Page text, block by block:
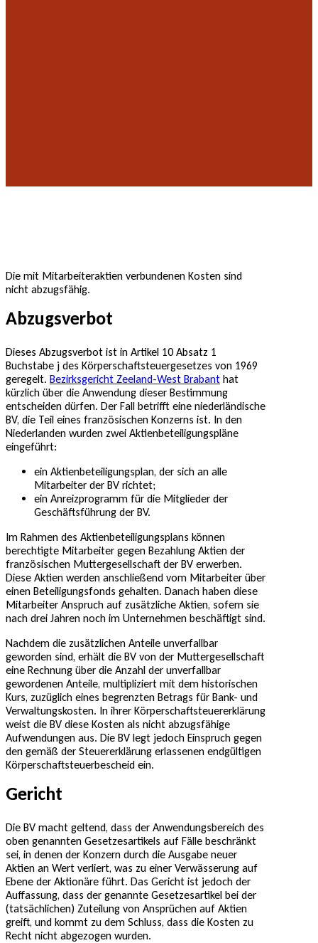
Die mit Mitarbeiteraktien verbundenen Kosten sind
nicht abzugsfähig.
Abzugsverbot
Dieses Abzugsverbot ist in Artikel 10 Absatz 1
Buchstabe j des Körperschaftsteuergesetzes von 1969
geregelt. Bezirksgericht Zeeland-West Brabant hat
kürzlich über die Anwendung dieser Bestimmung
entscheiden dürfen. Der Fall betrifft eine niederländische
BV, die Teil eines französischen Konzerns ist. In den
Niederlanden wurden zwei Aktienbeteiligungspläne
eingeführt:
ein Aktienbeteiligungsplan, der sich an alle
Mitarbeiter der BV richtet;
ein Anreizprogramm für die Mitglieder der
Geschäftsführung der BV.
Im Rahmen des Aktienbeteiligungsplans können
berechtigte Mitarbeiter gegen Bezahlung Aktien der
französischen Muttergesellschaft der BV erwerben.
Diese Aktien werden anschließend vom Mitarbeiter über
einen Beteiligungsfonds gehalten. Danach haben diese
Mitarbeiter Anspruch auf zusätzliche Aktien, sofern sie
nach drei Jahren noch im Unternehmen beschäftigt sind.
Nachdem die zusätzlichen Anteile unverfallbar
geworden sind, erhält die BV von der Muttergesellschaft
eine Rechnung über die Anzahl der unverfallbar
gewordenen Anteile, multipliziert mit dem historischen
Kurs, zuzüglich eines begrenzten Betrags für Bank- und
Verwaltungskosten. In ihrer Körperschaftsteuererklärung
weist die BV diese Kosten als nicht abzugsfähige
Aufwendungen aus. Die BV legt jedoch Einspruch gegen
den gemäß der Steuererklärung erlassenen endgültigen
Körperschaftsteuerbescheid ein.
Gericht
Die BV macht geltend, dass der Anwendungsbereich des
oben genannten Gesetzesartikels auf Fälle beschränkt
sei, in denen der Konzern durch die Ausgabe neuer
Aktien an Wert verliert, was zu einer Verwässerung auf
Ebene der Aktionäre führt. Das Gericht ist jedoch der
Auffassung, dass der genannte Gesetzesartikel bei der
(tatsächlichen) Zuteilung von Ansprüchen auf Aktien
greift, und kommt zu dem Schluss, dass die Kosten zu
Recht nicht abgezogen wurden.